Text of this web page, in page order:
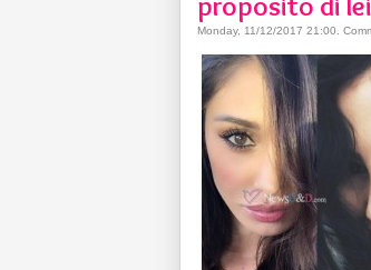
Monday, 11/12/2017 21:00